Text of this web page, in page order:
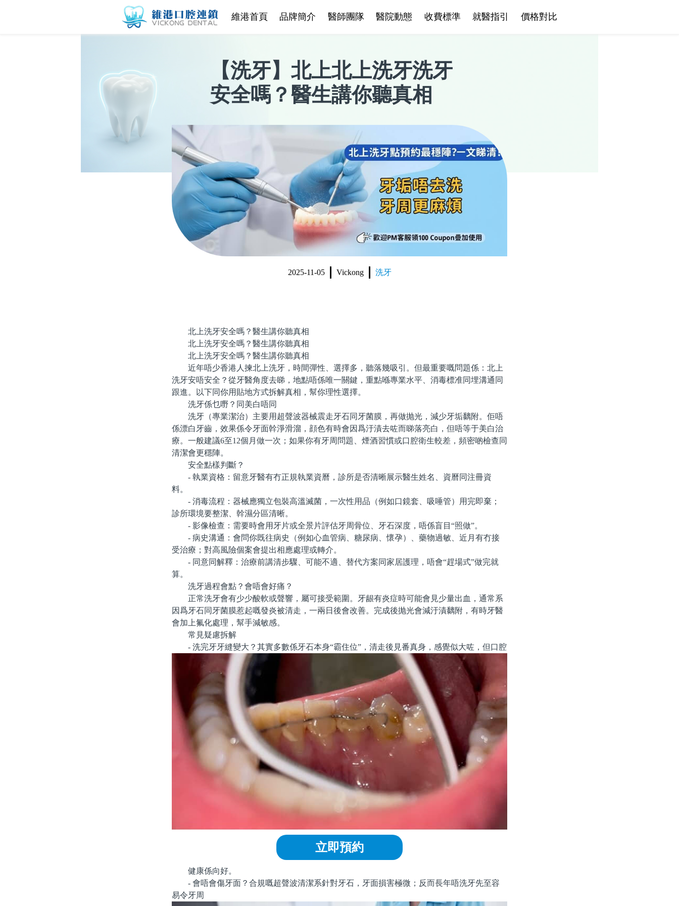
維港首頁 品牌簡介 醫師團隊 醫院動態 收費標準 就醫指引 價格對比
【洗牙】 北上北上洗牙洗牙
安全嗎？醫生講你聽真相
2025-11-05 Vickong 洗牙
北上洗牙安全嗎？醫生講你聽真相
北上洗牙安全嗎？醫生講你聽真相
北上洗牙安全嗎？醫生講你聽真相
近年唔少香港人揀北上洗牙，時間彈性、選擇多，聽落幾吸引。但最重要嘅問題係：北上
洗牙安唔安全？從牙醫角度去睇，地點唔係唯一關鍵，重點喺專業水平、消毒標准同埋溝通同
跟進。以下同你用貼地方式拆解真相，幫你理性選擇。
洗牙係乜嘢？同美白唔同
洗牙（專業潔治）主要用超聲波器械震走牙石同牙菌膜，再做抛光，減少牙垢黐附。佢唔
係漂白牙齒，效果係令牙面幹淨滑溜，顔色有時會因爲汙漬去咗而睇落亮白，但唔等于美白治
療。一般建議6至12個月做一次；如果你有牙周問題、煙酒習慣或口腔衛生較差，頻密啲檢查同
清潔會更穩陣。
安全點樣判斷？
- 執業資格：留意牙醫有冇正規執業資曆，診所是否清晰展示醫生姓名、資曆同注冊資
料。
- 消毒流程：器械應獨立包裝高溫滅菌，一次性用品（例如口鏡套、吸唾管）用完即棄；
診所環境要整潔、幹濕分區清晰。
- 影像檢查：需要時會用牙片或全景片評估牙周骨位、牙石深度，唔係盲目“照做”。
- 病史溝通：會問你既往病史（例如心血管病、糖尿病、懷孕）、藥物過敏、近月有冇接
受治療；對高風險個案會提出相應處理或轉介。
- 同意同解釋：治療前講清步驟、可能不適、替代方案同家居護理，唔會“趕場式”做完就
算。
洗牙過程會點？會唔會好痛？
正常洗牙會有少少酸軟或聲響，屬可接受範圍。牙龈有炎症時可能會見少量出血，通常系
因爲牙石同牙菌膜惹起嘅發炎被清走，一兩日後會改善。完成後抛光會減汙漬黐附，有時牙醫
會加上氟化處理，幫手減敏感。
常見疑慮拆解
- 洗完牙牙縫變大？其實多數係牙石本身“霸住位”，清走後見番真身，感覺似大咗，但口腔
立即預約
健康係向好。
- 會唔會傷牙面？合規嘅超聲波清潔系針對牙石，牙面損害極微；反而長年唔洗牙先至容
易令牙周